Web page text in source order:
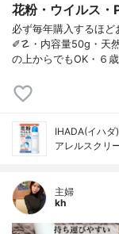
花粉・ウイルス・
必ず毎年購入するほ
✐☡・内容量50g・天
の上からでもOK・６
IHADA(イハダ)
アレルスクリ
主婦
kh